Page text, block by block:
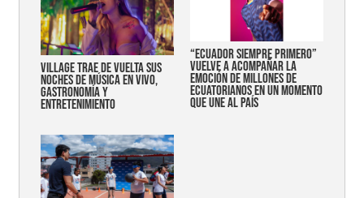
Village trae de vuelta sus
noches de música en vivo,
gastronomía y
entretenimiento
“Ecuador siempre primero”
vuelve a acompañar la
emoción de millones de
ecuatorianos en un momento
que une al país